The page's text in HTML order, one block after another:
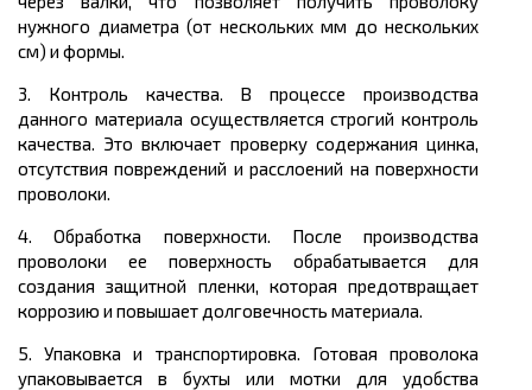
нужного диаметра (от нескольких мм до нескольких
см) и формы.
3. Контроль качества. В процессе производства
данного материала осуществляется строгий контроль
качества. Это включает проверку содержания цинка,
отсутствия повреждений и расслоений на поверхности
проволоки.
4. Обработка поверхности. После производства
проволоки ее поверхность обрабатывается для
создания защитной пленки, которая предотвращает
коррозию и повышает долговечность материала.
5. Упаковка и транспортировка. Готовая проволока
упаковывается в бухты или мотки для удобства